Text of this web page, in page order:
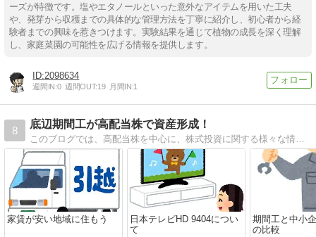
ーズが特徴です。塩やエタノールといった意外なアイテムを用いた工夫
や、発芽から収穫までの具体的な管理方法を丁寧に紹介し、初心者から経
験者までの興味を惹きつけます。実験結果を通じて植物の成長を深く理解
し、家庭菜園の可能性を広げる情報を提供します。
2098634
週間IN:0 週間OUT:19 月間IN:1
8
底辺期間工が高配当株で資産形成！
このブログでは、高配当株を中心に、株式投資に関する様々な情報を提供しています。このブログで投資の知識を深め、安定的な配当収入を得るためのヒントを探してみてください。
家賃が安い地域に住もう
日本テレビHD 9404につい
て
期間工と中小
の比較